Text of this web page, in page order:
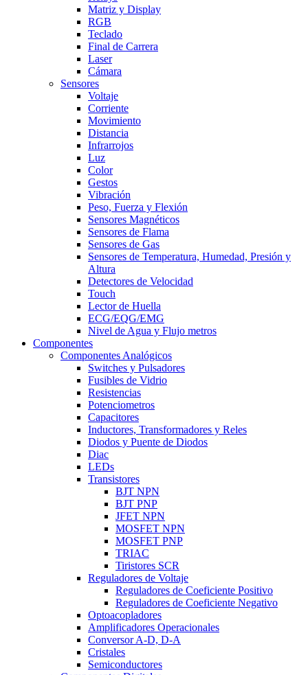
Matriz y Display
RGB
Teclado
Final de Carrera
Laser
Cámara
Sensores
Voltaje
Corriente
Movimiento
Distancia
Infrarrojos
Luz
Color
Gestos
Vibración
Peso, Fuerza y Flexión
Sensores Magnéticos
Sensores de Flama
Sensores de Gas
Sensores de Temperatura, Humedad, Presión y
Altura
Detectores de Velocidad
Touch
Lector de Huella
ECG/EQG/EMG
Nivel de Agua y Flujo metros
Componentes
Componentes Analógicos
Switches y Pulsadores
Fusibles de Vidrio
Resistencias
Potenciometros
Capacitores
Inductores, Transformadores y Reles
Diodos y Puente de Diodos
Diac
LEDs
Transistores
BJT NPN
BJT PNP
JFET NPN
MOSFET NPN
MOSFET PNP
TRIAC
Tiristores SCR
Reguladores de Voltaje
Reguladores de Coeficiente Positivo
Reguladores de Coeficiente Negativo
Optoacopladores
Amplificadores Operacionales
Conversor A-D, D-A
Cristales
Semiconductores